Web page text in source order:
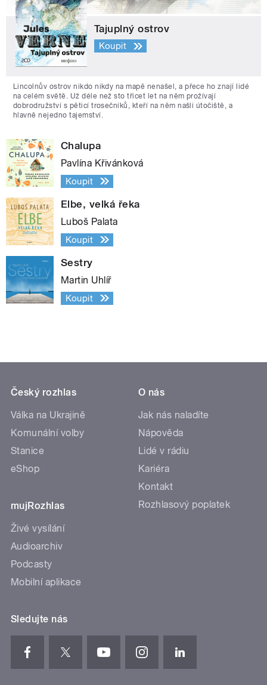
Tajuplný ostrov
Koupit
Lincolnův ostrov nikdo nikdy na mapě nenašel, a přece ho znají lidé
na celém světě. Už déle než sto třicet let na něm prožívají
dobrodružství s pěticí trosečníků, kteří na něm našli útočiště, a
hlavně nejedno tajemství.
Chalupa
Pavlína Křivánková
Koupit
Elbe, velká řeka
Luboš Palata
Koupit
Sestry
Martin Uhlíř
Koupit
Český rozhlas
Válka na Ukrajině
Komunální volby
Stanice
eShop
mujRozhlas
Živé vysílání
Audioarchiv
Podcasty
Mobilní aplikace
O nás
Jak nás naladíte
Nápověda
Lidé v rádiu
Kariéra
Kontakt
Rozhlasový poplatek
Sledujte nás